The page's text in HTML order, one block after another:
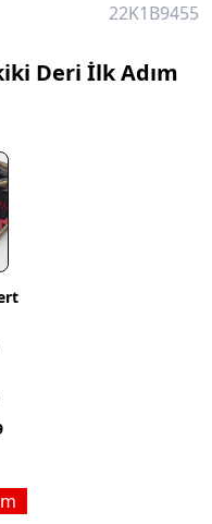
22K1B9455
Deri İlk Adım